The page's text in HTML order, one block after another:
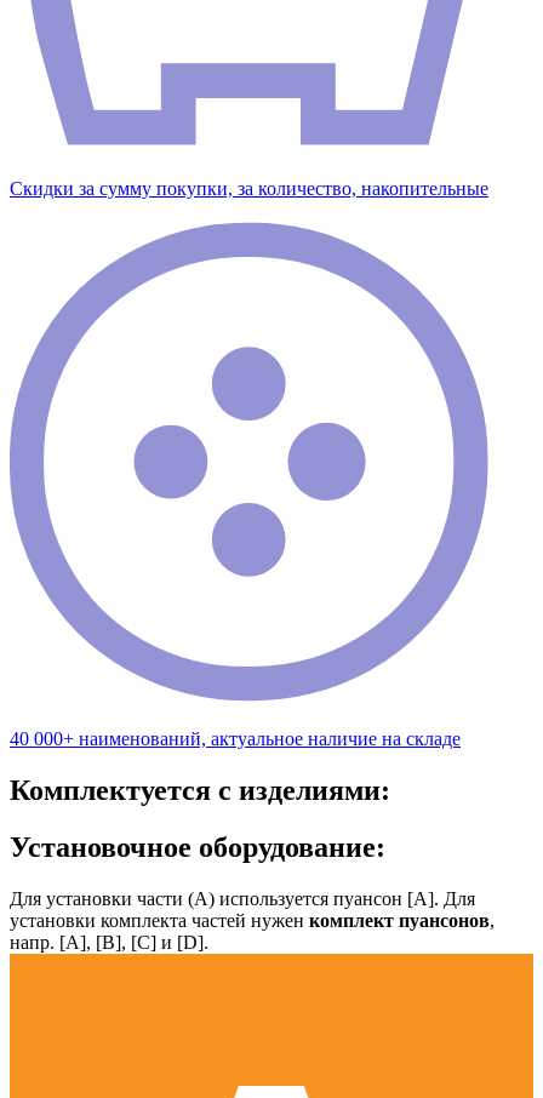
Скидки за сумму покупки, за количество, накопительные
40 000+ наименований, актуальное наличие на складе
Комплектуется с изделиями:
Установочное оборудование:
Для установки части (А) используется пуансон [А]. Для
установки комплекта частей нужен комплект пуансонов,
напр. [А], [B], [С] и [D].